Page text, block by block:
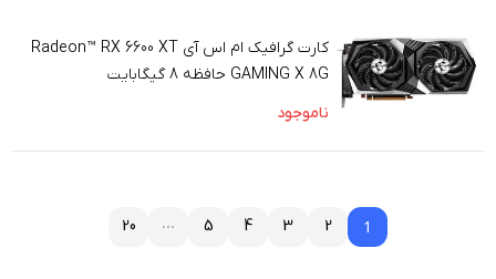
کارت گرافیک ام اس آی Radeon™ RX 6600 XT
GAMING X 8G حافظه 8 گیگابایت
ناموجود
11
2
3
4
5
20